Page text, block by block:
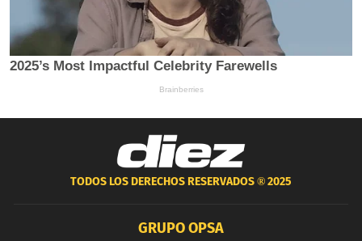
TODOS LOS DERECHOS RESERVADOS ®2025
GRUPO OPSA